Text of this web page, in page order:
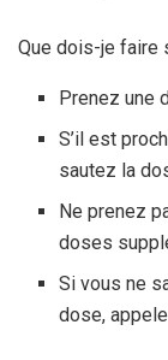
Que dois-je faire
Prenez une
S’il est
sautez la
Ne prenez
doses
Si vous ne
dose,